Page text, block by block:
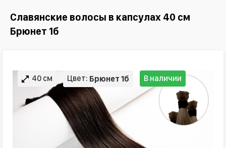
Славянские волосы в капсулах 40 см
Брюнет 1б
40 см Цвет: Брюнет 1б В наличии